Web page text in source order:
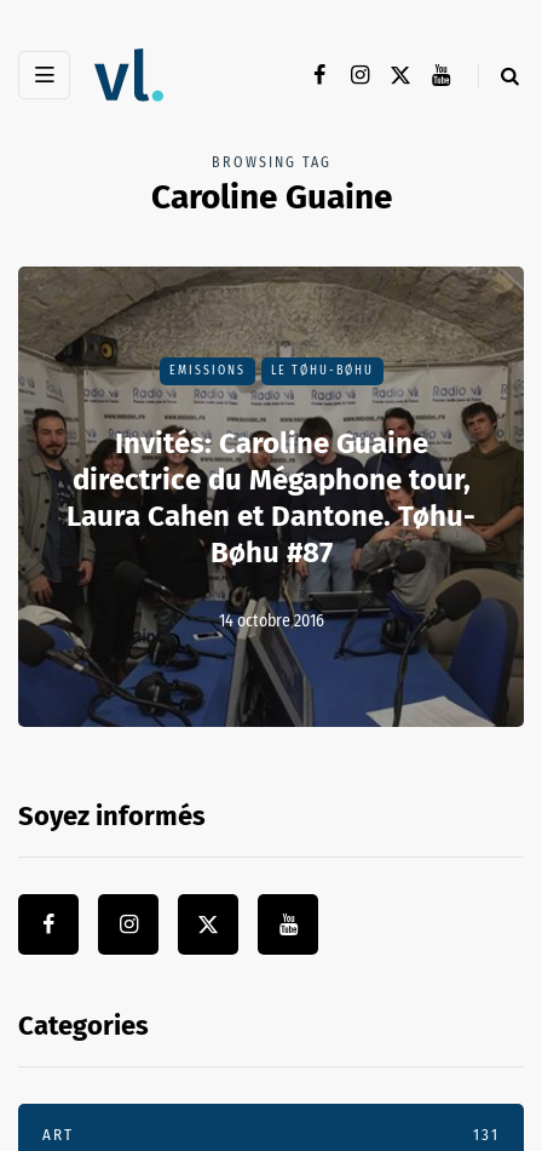
BROWSING TAG
Caroline Guaine
EMISSIONS LE TØHU-BØHU
Invités: Caroline Guaine
directrice du Mégaphone tour,
Laura Cahen et Dantone. Tøhu-
Bøhu #87
14 octobre 2016
Soyez informés
Categories
ART 131